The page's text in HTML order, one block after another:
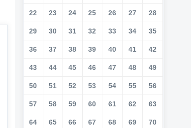
22 23 24 25 26 27 28
29 30 31 32 33 34 35
36 37 38 39 40 41 42
43 44 45 46 47 48 49
50 51 52 53 54 55 56
57 58 59 60 61 62 63
64 65 66 67 68 69 70